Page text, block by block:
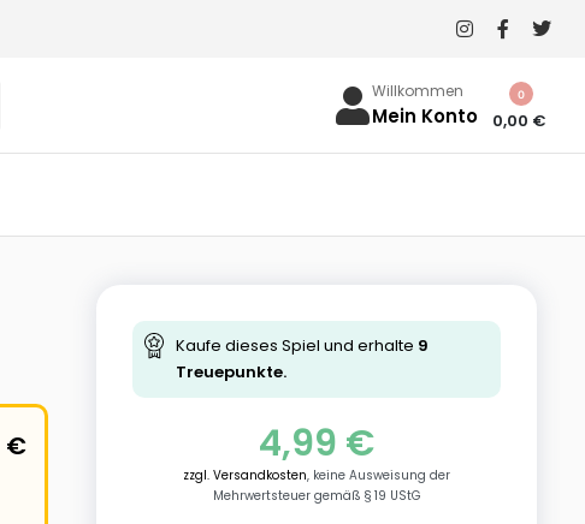
Willkommen
Mein Konto 0,00 €
0
€
Kaufe dieses Spiel und erhalte 9
Treuepunkte.
4,99 €
zzgl. Versandkosten, keine Ausweisung der
Mehrwertsteuer gemäß § 19 UStG